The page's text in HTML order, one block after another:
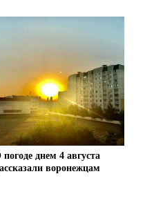
днем 4 августа
воронежцам